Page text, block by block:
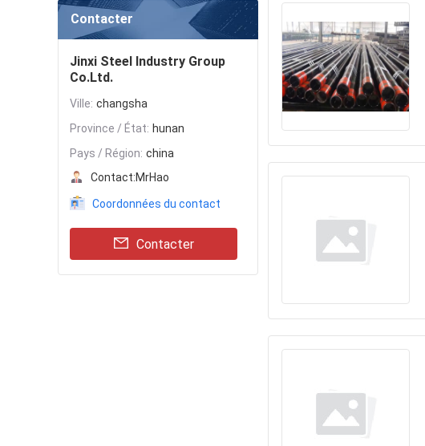
Contacter
Jinxi Steel Industry Group
Co.Ltd.
Ville: changsha
Province / État: hunan
Pays / Région: china
Contact:MrHao
Coordonnées du contact
Contacter